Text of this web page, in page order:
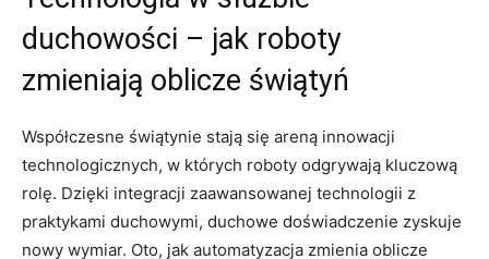
duchowości – jak roboty
zmieniają oblicze świątyń
Współczesne świątynie stają się areną innowacji
technologicznych, w których roboty odgrywają kluczową
rolę. Dzięki integracji zaawansowanej technologii z
praktykami duchowymi, duchowe doświadczenie zyskuje
nowy wymiar. Oto, jak automatyzacja zmienia oblicze